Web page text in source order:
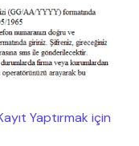
Yaptırmak için